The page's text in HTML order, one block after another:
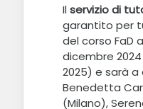
Il servizio di
garantito per
del corso FaD
dicembre
2025) e sarà a
Benedetta
(Milano),